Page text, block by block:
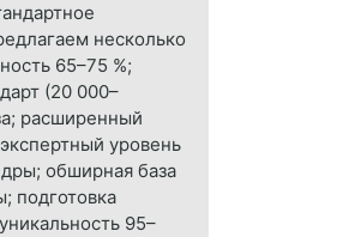
несколько
65–75 %;
(20 000–
расширенный
уровень
обширная база
подготовка
95–